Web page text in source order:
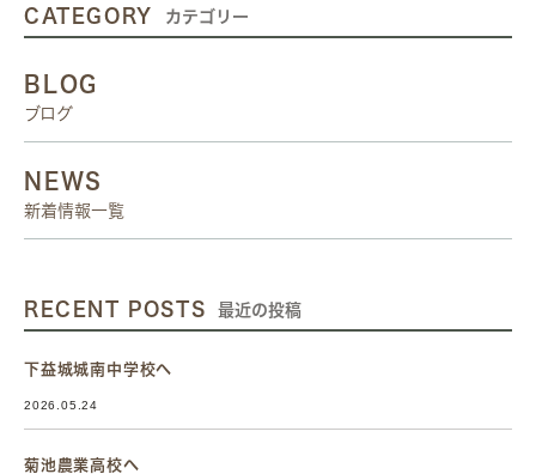
CATEGORY カテゴリー
BLOG
ブログ
NEWS
新着情報一覧
RECENT POSTS 最近の投稿
下益城城南中学校へ
2026.05.24
菊池農業高校へ